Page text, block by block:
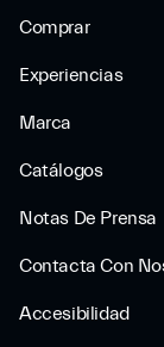
Comprar
Experiencias
Marca
Catálogos
Notas De Prensa
Contacta Con
Accesibilidad